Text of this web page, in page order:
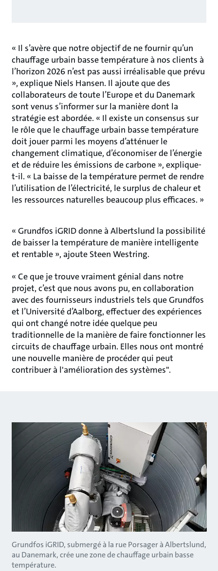
« Il s’avère que notre objectif de ne fournir qu’un
chauffage urbain basse température à nos clients à
l’horizon 2026 n’est pas aussi irréalisable que prévu
», explique Niels Hansen. Il ajoute que des
collaborateurs de toute l’Europe et du Danemark
sont venus s’informer sur la manière dont la
stratégie est abordée. « Il existe un consensus sur
le rôle que le chauffage urbain basse température
doit jouer parmi les moyens d’atténuer le
changement climatique, d’économiser de l’énergie
et de réduire les émissions de carbone », explique-
t-il. « La baisse de la température permet de rendre
l’utilisation de l’électricité, le surplus de chaleur et
les ressources naturelles beaucoup plus efficaces. »
« Grundfos iGRID donne à Albertslund la possibilité
de baisser la température de manière intelligente
et rentable », ajoute Steen Westring.
« Ce que je trouve vraiment génial dans notre
projet, c’est que nous avons pu, en collaboration
avec des fournisseurs industriels tels que Grundfos
et l’Université d’Aalborg, effectuer des expériences
qui ont changé notre idée quelque peu
traditionnelle de la manière de faire fonctionner les
circuits de chauffage urbain. Elles nous ont montré
une nouvelle manière de procéder qui peut
contribuer à l'amélioration des systèmes".
Grundfos iGRID, submergé à la rue Porsager à Albertslund,
au Danemark, crée une zone de chauffage urbain basse
température.